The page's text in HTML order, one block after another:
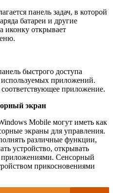
панель задач, в которой
батареи и другие
иконку открывает
быстрого доступа
приложений.
приложение.
экран
Mobile могут иметь как
экраны для управления.
различные функции,
устройство, открывать
Сенсорный
прикосновениями